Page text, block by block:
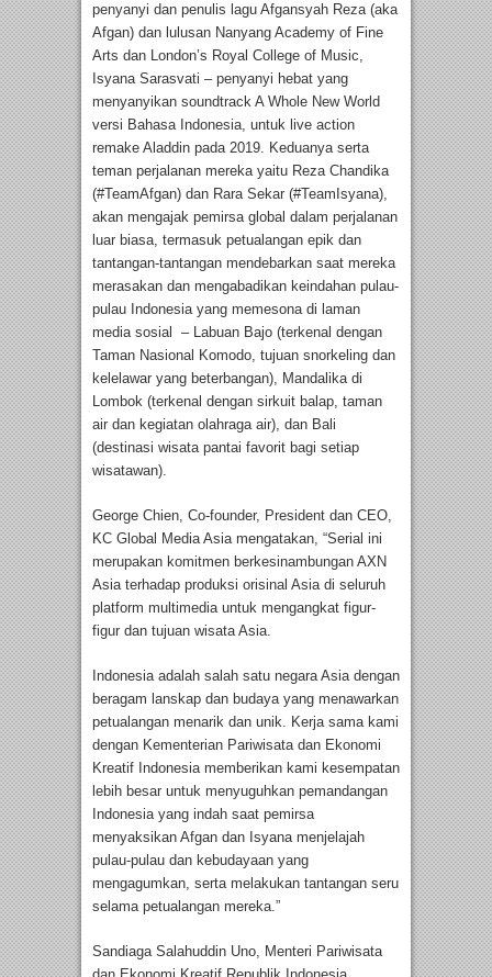
penyanyi dan penulis lagu Afgansyah Reza (aka
Afgan) dan lulusan Nanyang Academy of Fine
Arts dan London’s Royal College of Music,
Isyana Sarasvati – penyanyi hebat yang
menyanyikan soundtrack A Whole New World
versi Bahasa Indonesia, untuk live action
remake Aladdin pada 2019. Keduanya serta
teman perjalanan mereka yaitu Reza Chandika
(#TeamAfgan) dan Rara Sekar (#TeamIsyana),
akan mengajak pemirsa global dalam perjalanan
luar biasa, termasuk petualangan epik dan
tantangan-tantangan mendebarkan saat mereka
merasakan dan mengabadikan keindahan pulau-
pulau Indonesia yang memesona di laman
media sosial – Labuan Bajo (terkenal dengan
Taman Nasional Komodo, tujuan snorkeling dan
kelelawar yang beterbangan), Mandalika di
Lombok (terkenal dengan sirkuit balap, taman
air dan kegiatan olahraga air), dan Bali
(destinasi wisata pantai favorit bagi setiap
wisatawan).
George Chien, Co-founder, President dan CEO,
KC Global Media Asia mengatakan, “Serial ini
merupakan komitmen berkesinambungan AXN
Asia terhadap produksi orisinal Asia di seluruh
platform multimedia untuk mengangkat figur-
figur dan tujuan wisata Asia.
Indonesia adalah salah satu negara Asia dengan
beragam lanskap dan budaya yang menawarkan
petualangan menarik dan unik. Kerja sama kami
dengan Kementerian Pariwisata dan Ekonomi
Kreatif Indonesia memberikan kami kesempatan
lebih besar untuk menyuguhkan pemandangan
Indonesia yang indah saat pemirsa
menyaksikan Afgan dan Isyana menjelajah
pulau-pulau dan kebudayaan yang
mengagumkan, serta melakukan tantangan seru
selama petualangan mereka.”
Sandiaga Salahuddin Uno, Menteri Pariwisata